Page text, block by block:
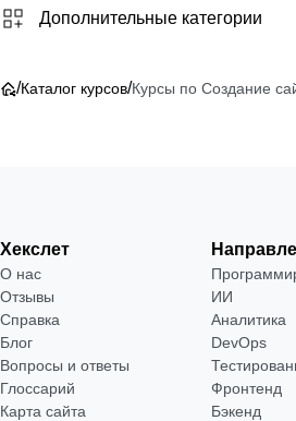
Дополнительные категории
/Каталог курсов/Курсы по Создание
Хекслет
О нас
Отзывы
Справка
Блог
Вопросы и ответы
Глоссарий
Карта сайта
ИИ
Аналитика
DevOps
Фронтенд
Бэкенд